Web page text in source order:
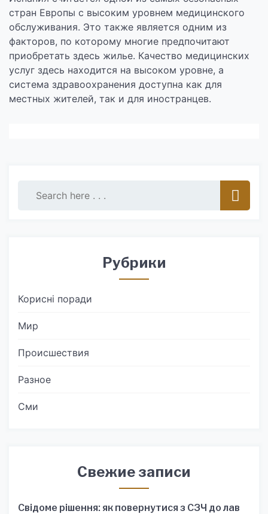
стран Европы с высоким уровнем медицинского
обслуживания. Это также является одним из
факторов, по которому многие предпочитают
приобретать здесь жилье. Качество медицинских
услуг здесь находится на высоком уровне, а
система здравоохранения доступна как для
местных жителей, так и для иностранцев.
Рубрики
Корисні поради
Мир
Происшествия
Разное
Сми
Свежие записи
Свідоме рішення: як повернутися з СЗЧ до лав